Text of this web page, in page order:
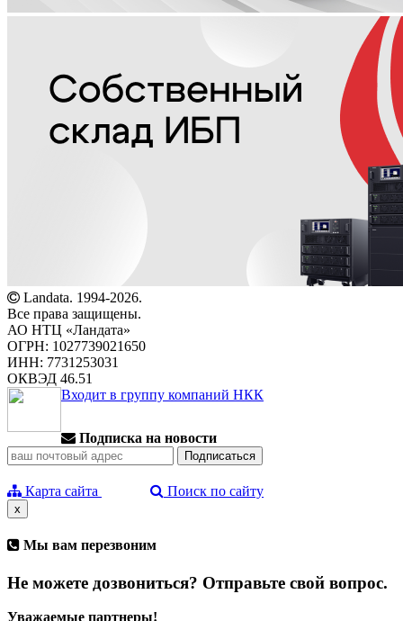
Landata. 1994-2026.
Все права защищены.
АО НТЦ «Ландата»
ОГРН: 1027739021650
ИНН: 7731253031
ОКВЭД 46.51
Входит в группу компаний НКК
Подписка на новости
Карта сайта Поиск по сайту
x
Мы вам перезвоним
Не можете дозвониться? Отправьте свой вопрос.
Уважаемые партнеры!